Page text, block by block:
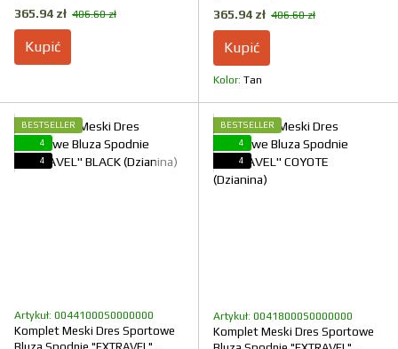
365.94 zł 406.60 zł
Kupić
365.94 zł 406.60 zł
Kupić
Kolor Tan
BESTSELLER
4
4
Artykuł: 00441000S0000000
Komplet Meski Dres Sportowe
BESTSELLER
4
4
Artykuł: 00418000S0000000
Komplet Meski Dres Sportowe